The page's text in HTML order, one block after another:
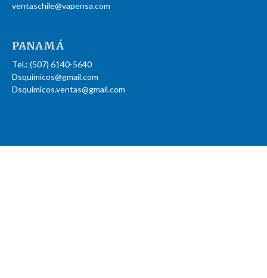
ventaschile@vapensa.com
PANAMÁ
Tel.: (507) 6140-5640
Dsquimicos@gmail.com
Dsquimicos.ventas@gmail.com